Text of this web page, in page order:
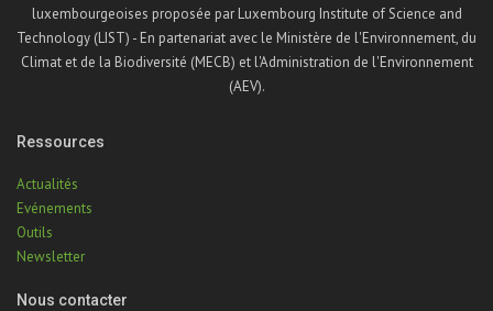
luxembourgeoises proposée par Luxembourg Institute of Science and
Technology (LIST) - En partenariat avec le Ministère de l'Environnement, du
Climat et de la Biodiversité (MECB) et l'Administration de l'Environnement
(AEV).
Ressources
Actualités
Evénements
Outils
Newsletter
Nous contacter